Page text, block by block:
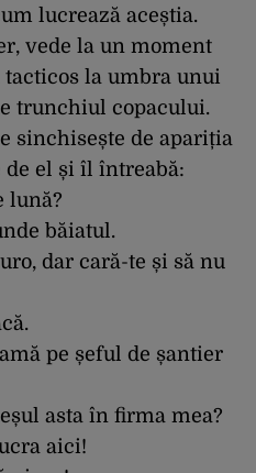
lucrează aceștia.
vede la un moment
la umbra unui
trunchiul copacului.
sinchisește de apariția
el și îl întreabă:
lună?
băiatul.
dar cară-te și să nu
pe șeful de șantier
asta în firma mea?
aici!